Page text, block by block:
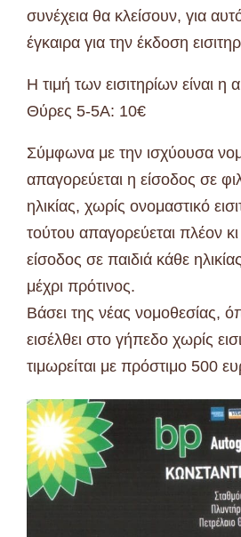
συνέχεια θα κλείσουν, για
έγκαιρα για την έκδοση
Η τιμή των εισιτηρίων είναι η
Θύρες 5-5Α: 10€
Σύμφωνα με την ισχύουσα
απαγορεύεται η είσοδος σε
ηλικίας, χωρίς ονομαστικό
τούτου απαγορεύεται πλέον
είσοδος σε παιδιά κάθε
μέχρι πρότινος.
Βάσει της νέας νομοθεσίας,
εισέλθει στο γήπεδο χωρίς
τιμωρείται με πρόστιμο 500